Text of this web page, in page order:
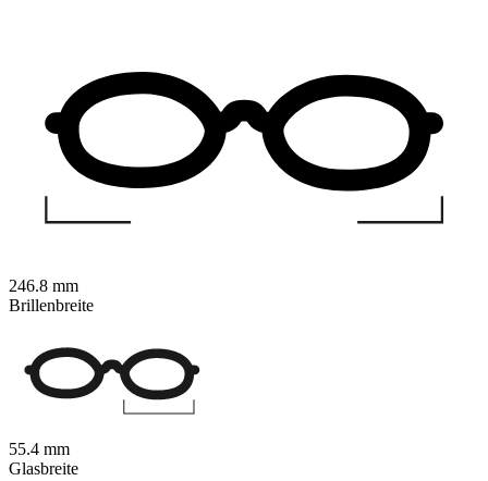
246.8 mm
Brillenbreite
55.4 mm
Glasbreite